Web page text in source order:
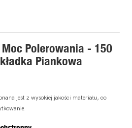
Polerowania - 150
Piankowa
jest z wysokiej jakości materiału, co